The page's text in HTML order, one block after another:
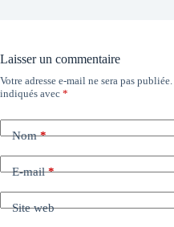
Laisser un commentaire
Votre adresse e-mail ne sera pas publiée.
indiqués avec *
Nom*
E-mail*
Site web